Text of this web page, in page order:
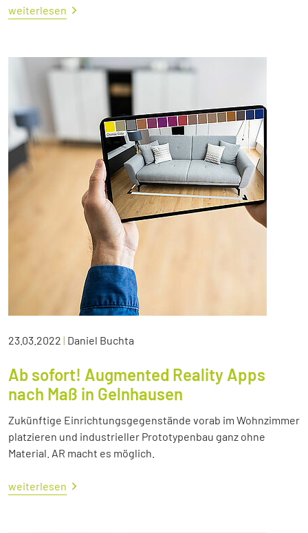
weiterlesen
23.03.2022 | Daniel Buchta
Ab sofort! Augmented Reality Apps
nach Maß in Gelnhausen
Zukünftige Einrichtungsgegenstände vorab im Wohnzimmer
platzieren und industrieller Prototypenbau ganz ohne
Material. AR macht es möglich.
weiterlesen